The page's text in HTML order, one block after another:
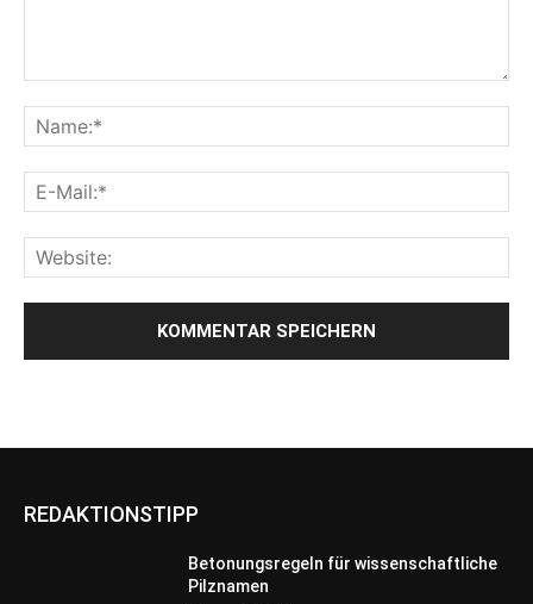
REDAKTIONSTIPP
Betonungsregeln für wissenschaftliche
Pilznamen